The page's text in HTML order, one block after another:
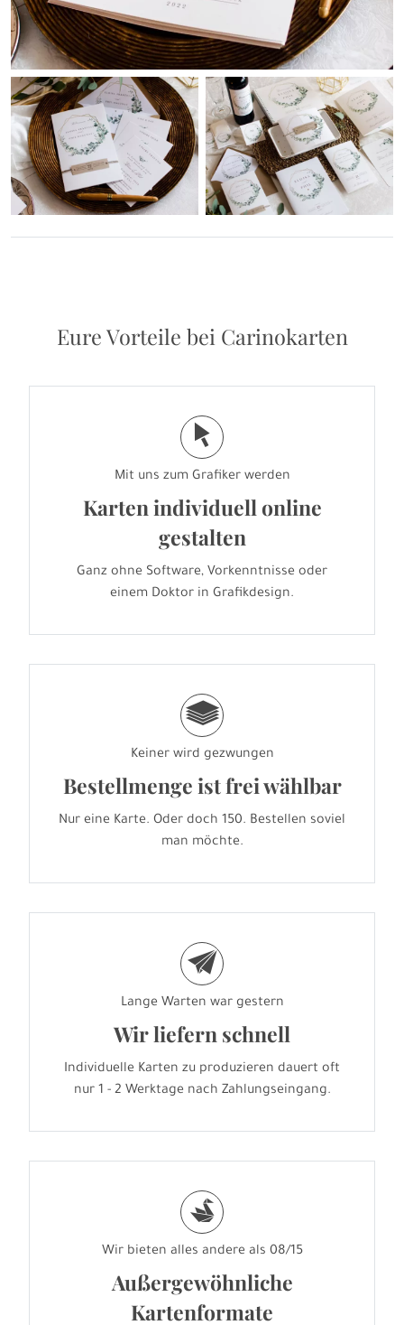
Eure Vorteile bei Carinokarten
j
Mit uns zum Grafiker werden
Karten individuell online
gestalten
Ganz ohne Software, Vorkenntnisse oder
einem Doktor in Grafikdesign.
g
Keiner wird gezwungen
Bestellmenge ist frei wählbar
Nur eine Karte. Oder doch 150. Bestellen soviel
man möchte.
e
Lange Warten war gestern
Wir liefern schnell
Individuelle Karten zu produzieren dauert oft
nur 1 - 2 Werktage nach Zahlungseingang.
s
Wir bieten alles andere als 08/15
Außergewöhnliche
Kartenformate